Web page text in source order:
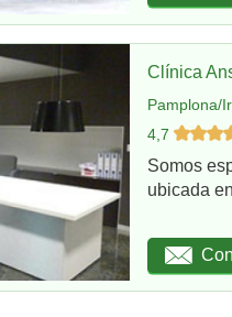
Clínica
Pamplona/
4,7
Somos
ubicada